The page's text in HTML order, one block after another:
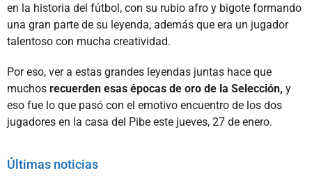
en la historia del fútbol, con su rubio afro y bigote formando
una gran parte de su leyenda, además que era un jugador
talentoso con mucha creatividad.
Por eso, ver a estas grandes leyendas juntas hace que
muchos recuerden esas épocas de oro de la Selección, y
eso fue lo que pasó con el emotivo encuentro de los dos
jugadores en la casa del Pibe este jueves, 27 de enero.
Últimas noticias